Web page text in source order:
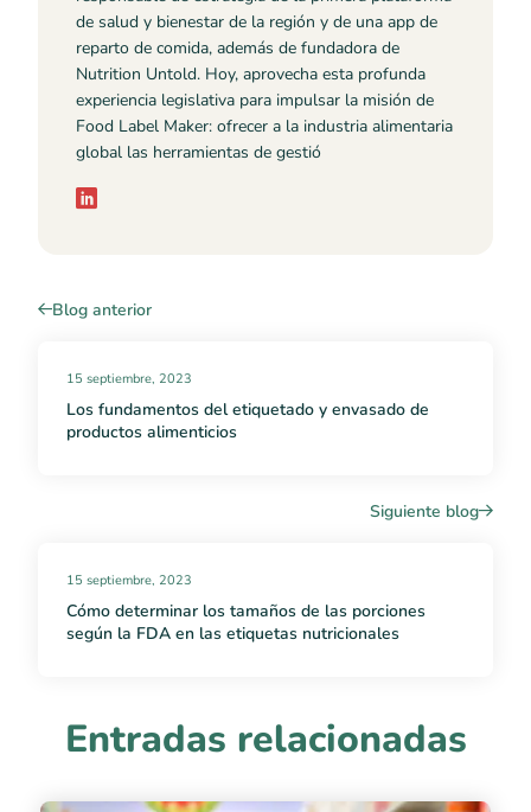
de salud y bienestar de la región y de una app de
reparto de comida, además de fundadora de
Nutrition Untold. Hoy, aprovecha esta profunda
experiencia legislativa para impulsar la misión de
Food Label Maker: ofrecer a la industria alimentaria
global las herramientas de gestió
Blog anterior
15 septiembre, 2023
Los fundamentos del etiquetado y envasado de
productos alimenticios
Siguiente blog
15 septiembre, 2023
Cómo determinar los tamaños de las porciones
según la FDA en las etiquetas nutricionales
Entradas relacionadas